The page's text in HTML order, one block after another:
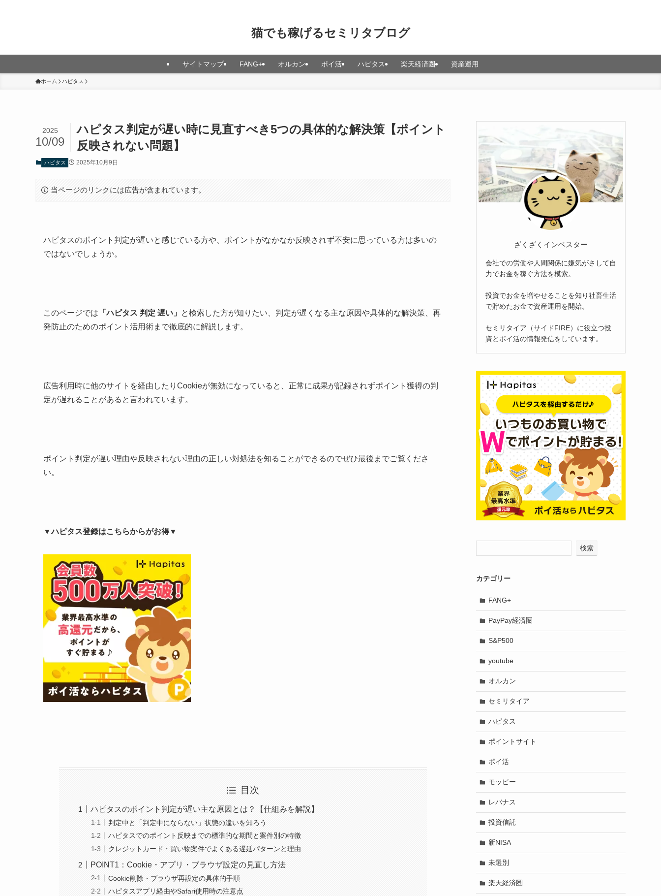
猫でも稼げるセミリタブログ
サイトマップ FANG+ オルカン ポイ活 ハピタス 楽天経済圏 資産運用
ホーム ハピタス
ハピタス判定が遅い時に見直すべき5つの具体的な解決策【ポイント
反映されない問題】
2025
10/09
ハピタス 2025年10月9日
当ページのリンクには広告が含まれています。
ハピタスのポイント判定が遅いと感じている方や、ポイントがなかなか反映されず不安に思っている方は多いの
ではないでしょうか。
このページでは 「ハピタス 判定 遅い」
と検索した方が知りたい、判定が遅くなる主な原因や具体的な解決策、再
発防止のためのポイント活用術まで徹底的に解説します。
広告利用時に他のサイトを経由したりCookieが無効になっていると、正常に成果が記録されずポイント獲得の判
定が遅れることがあると言われています。
ポイント判定が遅い理由や反映されない理由の正しい対処法を知ることができるのでぜひ最後までご覧くださ
い。
▼ハピタス登録はこちらからがお得▼
目次
ハピタスのポイント判定が遅い主な原因とは？【仕組みを解説】
判定中と「判定中にならない」状態の違いを知ろう
ハピタスでのポイント反映までの標準的な期間と案件別の特徴
クレジットカード・買い物案件でよくある遅延パターンと理由
POINT1：Cookie・アプリ・ブラウザ設定の見直し方法
Cookie削除・ブラウザ再設定の具体的手順
ハピタスアプリ経由やSafari使用時の注意点
ざくざくインベスター
会社での労働や人間関係に嫌気がさして自
力でお金を稼ぐ方法を模索。
投資でお金を増やせることを知り社畜生活
で貯めたお金で資産運用を開始。
セミリタイア（サイドFIRE）に役立つ投
資とポイ活の情報発信をしています。
検索
カテゴリー
FANG+
PayPay経済圏
S&P500
youtube
オルカン
セミリタイア
ハピタス
ポイントサイト
ポイ活
モッピー
レバナス
投資信託
新NISA
未選別
楽天経済圏